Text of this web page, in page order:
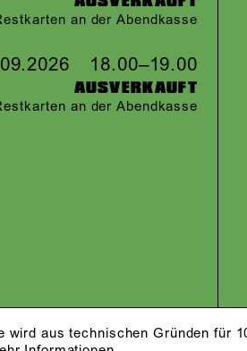
aus technischen Gründen für
an der Abendkasse
18.00–19.00
AUSVERKAUFT
an der Abendkasse